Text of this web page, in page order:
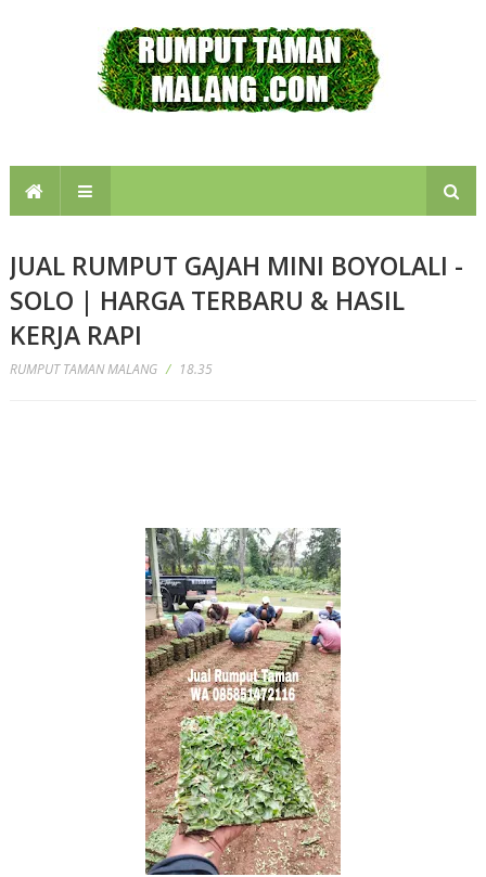
JUAL RUMPUT GAJAH MINI BOYOLALI -
SOLO | HARGA TERBARU & HASIL
KERJA RAPI
RUMPUT TAMAN MALANG / 18.35